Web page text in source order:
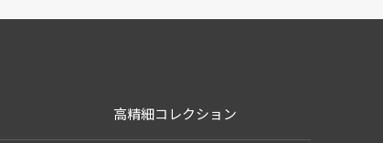
高精細コレクション